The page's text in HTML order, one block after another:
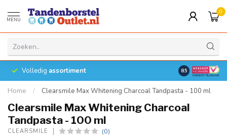
MENU
0
Volledig assortiment 8.5
Home / Clearsmile Max Whitening Charcoal Tandpasta - 100 ml
Clearsmile Max Whitening Charcoal
Tandpasta - 100 ml
CLEARSMILE (0)